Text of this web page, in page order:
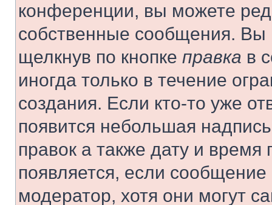
конференции, вы можете
собственные сообщения. Вы
щелкнув по кнопке правка в
иногда только в течение
создания. Если кто-то уже
появится небольшая
правок а также дату и
появляется, если
модератор, хотя они могут